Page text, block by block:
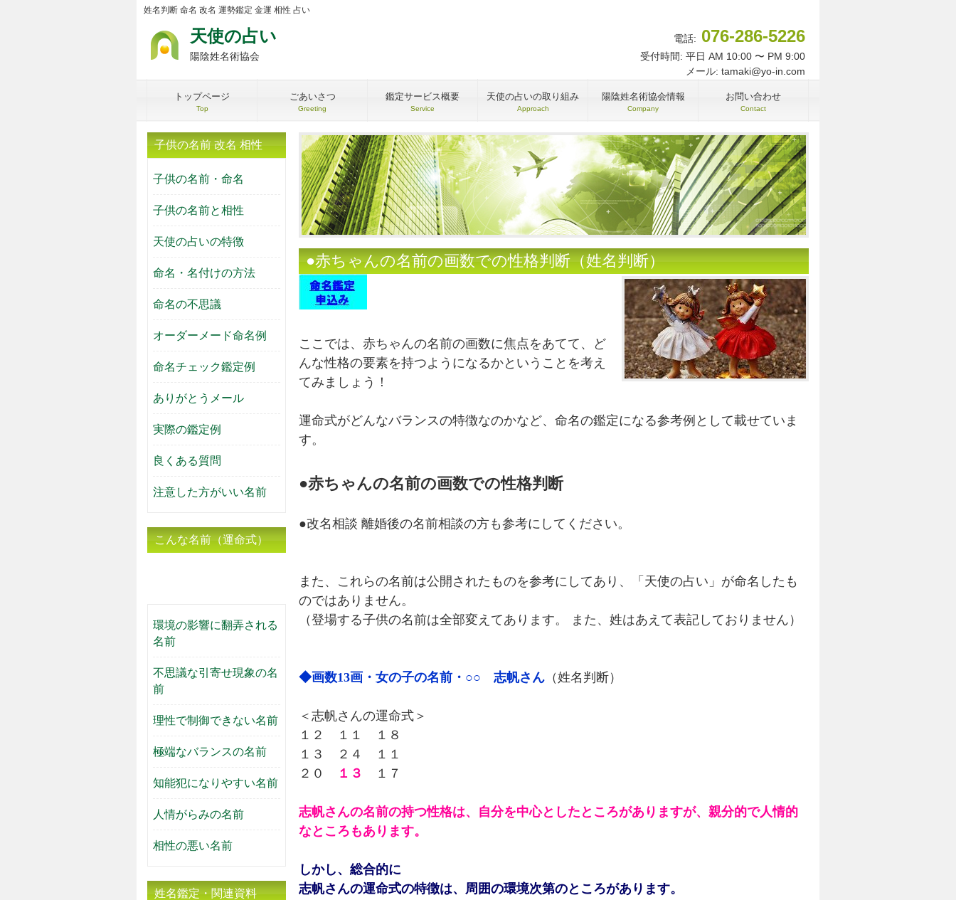
姓名判断 命名 改名 運勢鑑定 金運 相性 占い
天使の占い
陽陰姓名術協会
電話: 076-286-5226
受付時間: 平日 AM 10:00 〜 PM 9:00
メール: tamaki@yo-in.com
トップページ
Top
ごあいさつ
Greeting
鑑定サービス概要
Service
天使の占いの取り組み
Approach
陽陰姓名術協会情報
Company
お問い合わせ
Contact
●赤ちゃんの名前の画数での性格判断（姓名判断）
ここでは、赤ちゃんの名前の画数に焦点をあてて、ど
んな性格の要素を持つようになるかということを考え
てみましょう！
運命式がどんなバランスの特徴なのかなど、命名の鑑定になる参考例として載せていま
す。
●赤ちゃんの名前の画数での性格判断
●改名相談 離婚後の名前相談の方も参考にしてください。
また、これらの名前は公開されたものを参考にしてあり、「天使の占い」が命名したも
のではありません。
（登場する子供の名前は全部変えてあります。 また、姓はあえて表記しておりません）
◆画数13画・女の子の名前・○○ 志帆さん （姓名判断）
＜志帆さんの運命式＞
１２ １１ １８
１３ ２４ １１
２０
１３ １７
志帆さんの名前の持つ性格は、自分を中心としたところがありますが、親分的で人情的
なところもあります。
しかし、総合的に
志帆さんの運命式の特徴は、周囲の環境次第のところがあります。
子供の名前 改名 相性
子供の名前・命名
子供の名前と相性
天使の占いの特徴
命名・名付けの方法
命名の不思議
オーダーメード命名例
命名チェック鑑定例
ありがとうメール
実際の鑑定例
良くある質問
注意した方がいい名前
こんな名前（運命式）
環境の影響に翻弄される
名前
不思議な引寄せ現象の名
前
理性で制御できない名前
極端なバランスの名前
知能犯になりやすい名前
人情がらみの名前
相性の悪い名前
姓名鑑定・関連資料